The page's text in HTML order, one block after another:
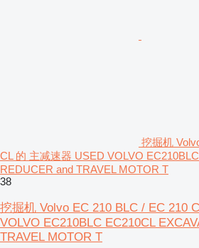
挖掘机
CL 的 主减速器 USED VOLVO
REDUCER and TRAVEL MOTOR T
38
挖掘机 Volvo EC 210 BLC / EC 210
VOLVO EC210BLC EC210CL
TRAVEL MOTOR T